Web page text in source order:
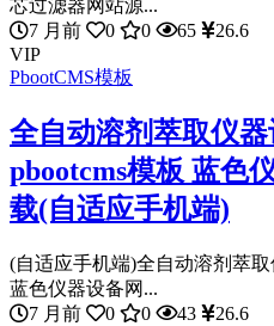
芯过滤器网站源...
7 月前
0 0 65
26.6
VIP
PbootCMS模板
全自动溶剂萃取仪
pbootcms模板 蓝色
载(自适应手机端)
(自适应手机端)全自动溶剂萃取
蓝色仪器设备网...
7 月前
0 0 43
26.6